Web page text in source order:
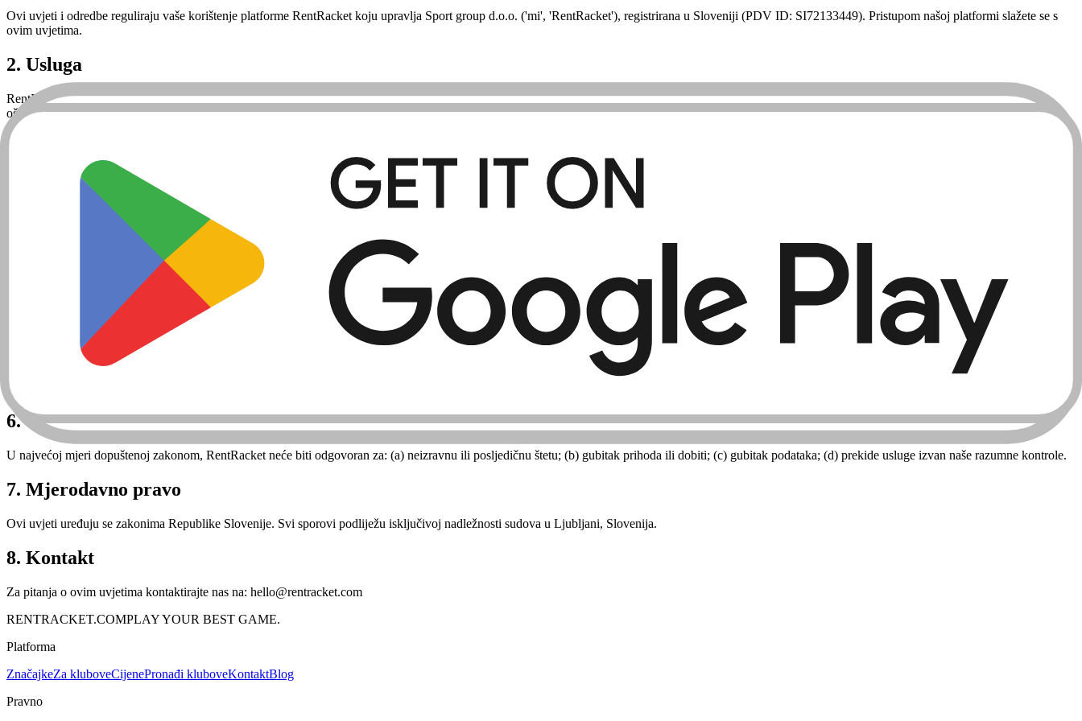
Ovi uvjeti i odredbe reguliraju vaše korištenje platforme RentRacket koju upravlja Sport group d.o.o. ('mi', 'RentRacket'), registrirana u Sloveniji (PDV ID: SI72133449). Pristupom našoj platformi slažete se s
ovim uvjetima.
2. Usluga
RentRacket pruža softversku platformu koja sportskim klubovima omogućuje upravljanje operacijama iznajmljivanja reketa, uključujući praćenje QR kodom, online rezervacije, obradu plaćanja i izvještaje o
oštećenjima.
3. Pretplate i plaćanja
RentRacket nudi mjesečne i godišnje pretplatničke planove. Naknade za pretplatu naplaćuju se unaprijed i nisu refundabilne osim ako to zahtijeva primjenjivo pravo.
Zadržavamo pravo promjene cijena uz najavu od najmanje 30 dana postojećim pretplatnicima.
4. Odgovornosti kluba
Kao operator kluba koji koristi RentRacket, odgovorni ste za: (a) točnost podataka o opremi; (b) usklađenost uvjeta iznajmljivanja s primjenjivim lokalnim zakonima; (c) izravno rješavanje sporova s krajnjim
5. Prihvatljivo korištenje
Slažete se da nećete: (a) provoditi obrnuti inženjering platforme; (b) koristiti platformu za nezakonite aktivnosti; (c) dijeliti pristupne podatke s neovlaštenim stranama.
Kršenje pravila prihvatljivog korištenja može rezultirati trenutnom suspenzijom računa bez povrata novca.
6. Ograničenje odgovornosti
U najvećoj mjeri dopuštenoj zakonom, RentRacket neće biti odgovoran za: (a) neizravnu ili posljedičnu štetu; (b) gubitak prihoda ili dobiti; (c) gubitak podataka; (d) prekide usluge izvan naše razumne kontrole.
7. Mjerodavno pravo
Ovi uvjeti uređuju se zakonima Republike Slovenije. Svi sporovi podliježu isključivoj nadležnosti sudova u Ljubljani, Slovenija.
8. Kontakt
Za pitanja o ovim uvjetima kontaktirajte nas na: hello@rentracket.com
RENTRACKET.COMPLAY YOUR BEST GAME.
Platforma
ZnačajkeZa kluboveCijenePronađi kluboveKontaktBlog
Pravno